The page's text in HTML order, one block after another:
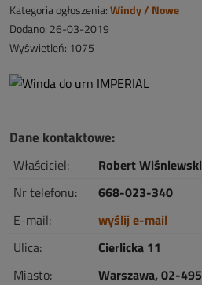
Kategoria ogłoszenia:Windy / Nowe
Dodano: 26-03-2019
Wyświetleń: 1075
Dane kontaktowe:
Właściciel:
Robert Wiśniewski
Nr telefonu:
668-023-340
E-mail:
wyślij e-mail
Ulica:
Cierlicka 11
Miasto:
Warszawa, 02-495